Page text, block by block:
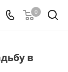
0
в